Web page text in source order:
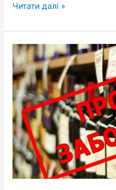
Читати далі »
ДО
УВАГИ
СУБ’ЄКТІВ
ГОСПОДАРЮВАННЯ,
ЯКІ
ЗДІЙСНЮЮТЬ
ТОРГІВЛЮ
АЛКОГОЛЬНИМИ
НАПОЯМИ!